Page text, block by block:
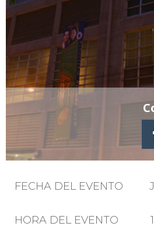
FECHA DEL EVENTO
HORA DEL EVENTO